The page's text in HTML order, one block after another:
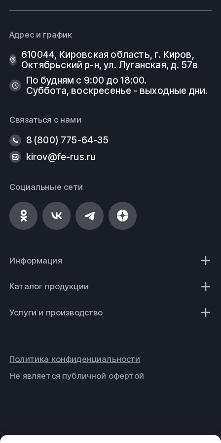
и техническим условиям (ТУ).
ООО ФеРус, г.Киров.
Адрес и график
610044, Кировская область, г. Киров, ​
Октябрьский р-н, ​ул. Луганская, д. 57в
По будням с 9:00 до 18:00.
Суббота, воскресенье - выходные дни.
Связаться с нами
8 (800) 775-64-35
kirov@fe-rus.ru
Социальные сети
Информация
Каталог продукции
Услуги и производство
Не является публичной офертой
Политика конфиденциальности